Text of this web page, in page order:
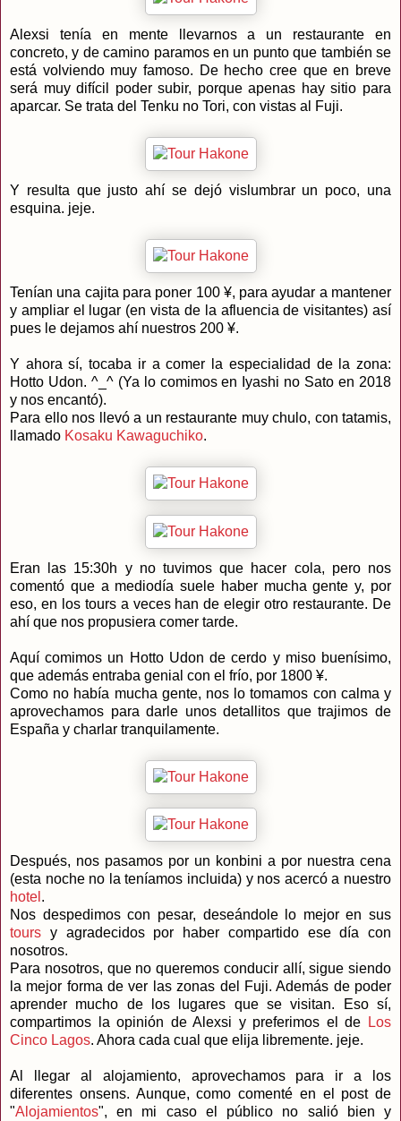
Alexsi tenía en mente llevarnos a un restaurante en
concreto, y de camino paramos en un punto que también se
está volviendo muy famoso. De hecho cree que en breve
será muy difícil poder subir, porque apenas hay sitio para
aparcar. Se trata del Tenku no Tori, con vistas al Fuji.
Y resulta que justo ahí se dejó vislumbrar un poco, una
esquina. jeje.
Tenían una cajita para poner 100 ¥, para ayudar a mantener
y ampliar el lugar (en vista de la afluencia de visitantes) así
pues le dejamos ahí nuestros 200 ¥.
Y ahora sí, tocaba ir a comer la especialidad de la zona:
Hotto Udon. ^_^ (Ya lo comimos en Iyashi no Sato en 2018
y nos encantó).
Para ello nos llevó a un restaurante muy chulo, con tatamis,
llamado Kosaku Kawaguchiko.
Eran las 15:30h y no tuvimos que hacer cola, pero nos
comentó que a mediodía suele haber mucha gente y, por
eso, en los tours a veces han de elegir otro restaurante. De
ahí que nos propusiera comer tarde.
Aquí comimos un Hotto Udon de cerdo y miso buenísimo,
que además entraba genial con el frío, por 1800 ¥.
Como no había mucha gente, nos lo tomamos con calma y
aprovechamos para darle unos detallitos que trajimos de
España y charlar tranquilamente.
Después, nos pasamos por un konbini a por nuestra cena
(esta noche no la teníamos incluida) y nos acercó a nuestro
hotel .
Nos despedimos con pesar, deseándole lo mejor en sus
tours y agradecidos por haber compartido ese día con
nosotros.
Para nosotros, que no queremos conducir allí, sigue siendo
la mejor forma de ver las zonas del Fuji. Además de poder
aprender mucho de los lugares que se visitan. Eso sí,
compartimos la opinión de Alexsi y preferimos el de
Los
Cinco Lagos. Ahora cada cual que elija libremente. jeje.
Al llegar al alojamiento, aprovechamos para ir a los
diferentes onsens. Aunque, como comenté en el post de
"Alojamientos", en mi caso el público no salió bien y